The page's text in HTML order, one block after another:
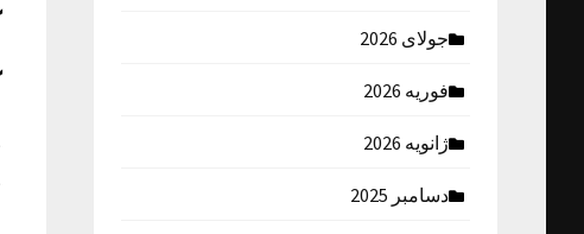
جولای 2026
فوریه 2026
ژانویه 2026
دسامبر 2025